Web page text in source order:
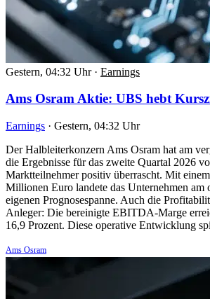
Gestern, 04:32 Uhr · Earnings
Ams Osram Aktie: UBS hebt
Earnings · Gestern, 04:32 Uhr
Der Halbleiterkonzern Ams Osram hat am
die Ergebnisse für das zweite Quartal 2026
Marktteilnehmer positiv überrascht. Mit
Millionen Euro landete das Unternehmen am
eigenen Prognosespanne. Auch die
Anleger: Die bereinigte EBITDA-Marge
16,9 Prozent. Diese operative Entwicklung
Ams Osram